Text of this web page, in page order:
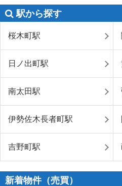
駅から探す
桜木町駅
日ノ出町駅
南太田駅
伊勢佐木長者町駅
吉野町駅
新着物件（売買）